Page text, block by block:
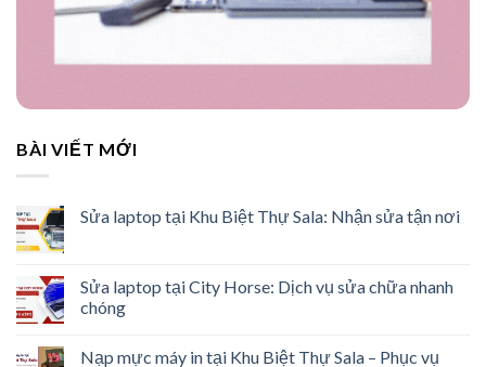
BÀI VIẾT MỚI
Sửa laptop tại Khu Biệt Thự Sala: Nhận sửa tận nơi
Sửa laptop tại City Horse: Dịch vụ sửa chữa nhanh
chóng
Nạp mực máy in tại Khu Biệt Thự Sala – Phục vụ